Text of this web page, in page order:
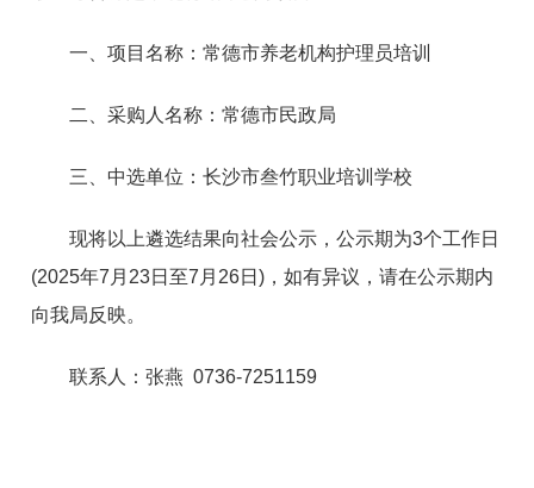
一、项目名称：常德市养老机构护理员培训
二、采购人名称：常德市民政局
三、中选单位：长沙市叁竹职业培训学校
现将以上遴选结果向社会公示，公示期为3个工作日
(2025年7月23日至7月26日)，如有异议，请在公示期内
向我局反映。
联系人：张燕 0736-7251159